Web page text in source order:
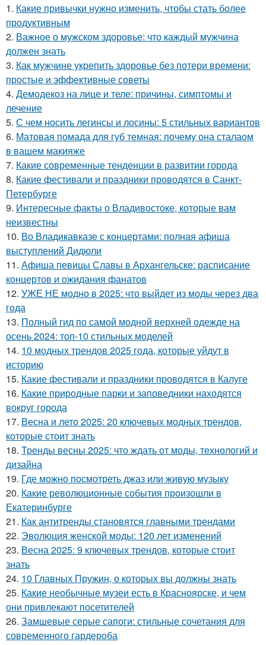
1. Какие привычки нужно изменить, чтобы стать более
продуктивным
2. Важное о мужском здоровье: что каждый мужчина
должен знать
3. Как мужчине укрепить здоровье без потери времени:
простые и эффективные советы
4. Демодекоз на лице и теле: причины, симптомы и
лечение
5. С чем носить легинсы и лосины: 5 стильных вариантов
6. Матовая помада для губ темная: почему она сталаом
в вашем макияже
7. Какие современные тенденции в развитии города
8. Какие фестивали и праздники проводятся в Санкт-
Петербурге
9. Интересные факты о Владивостоке, которые вам
неизвестны
10. Во Владикавказе с концертами: полная афиша
выступлений Дидюли
11. Афиша певицы Славы в Архангельске: расписание
концертов и ожидания фанатов
12. УЖЕ НЕ модно в 2025: что выйдет из моды через два
года
13. Полный гид по самой модной верхней одежде на
осень 2024: топ-10 стильных моделей
14. 10 модных трендов 2025 года, которые уйдут в
историю
15. Какие фестивали и праздники проводятся в Калуге
16. Какие природные парки и заповедники находятся
вокруг города
17. Весна и лето 2025: 20 ключевых модных трендов,
которые стоит знать
18. Тренды весны 2025: что ждать от моды, технологий и
дизайна
19. Где можно посмотреть джаз или живую музыку
20. Какие революционные события произошли в
Екатеринбурге
21. Как антитренды становятся главными трендами
22. Эволюция женской моды: 120 лет изменений
23. Весна 2025: 9 ключевых трендов, которые стоит
знать
24. 10 Главных Пружин, о которых вы должны знать
25. Какие необычные музеи есть в Красноярске, и чем
они привлекают посетителей
26. Замшевые серые сапоги: стильные сочетания для
современного гардероба